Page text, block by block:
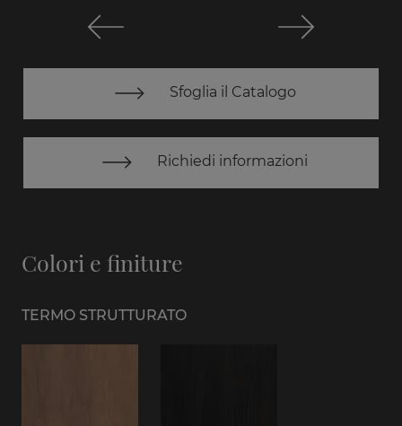
Sfoglia il Catalogo
Richiedi informazioni
Colori e finiture
TERMO STRUTTURATO